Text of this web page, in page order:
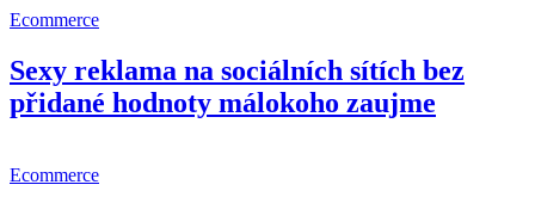
Ecommerce
Sexy reklama na sociálních sítích bez
přidané hodnoty málokoho zaujme
Ecommerce